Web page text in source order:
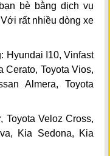
bè bằng dịch vụ
rất nhiều dòng xe
Hyundai I10, Vinfast
Cerato, Toyota Vios,
Almera, Toyota
Toyota Veloz Cross,
Kia Sedona, Kia